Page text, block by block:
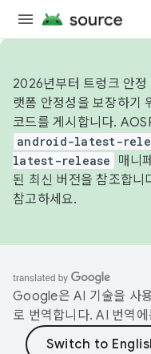
2026년부터 트렁크 안
랫폼 안정성을 보장하기
코드를 게시합니다.
android-latest-
latest-release
매니
된 최신 버전을 참조합니
참고하세요.
Google은 AI 기술을 사
로 번역합니다. AI 번역